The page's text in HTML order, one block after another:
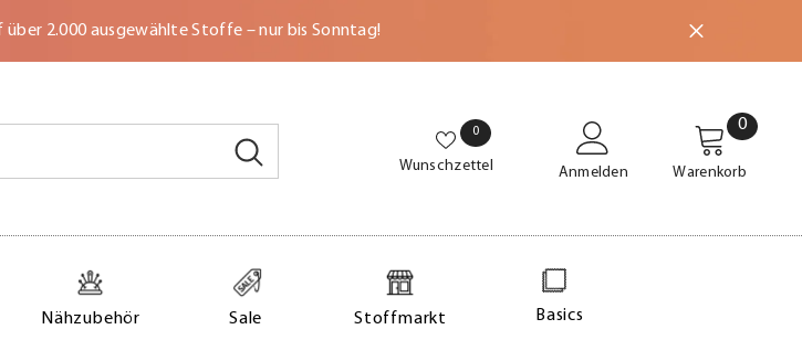
2.000 ausgewählte Stoffe – nur bis Sonntag!
Wunschzettel
0Wunschzettel
0
Anmelden Warenkorb
00
Nähzubehör Sale Stoffmarkt Basics